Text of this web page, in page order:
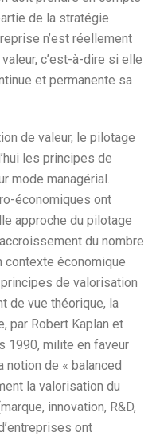
de la stratégie
n’est réellement
c’est-à-dire si elle
et permanente sa
de valeur, le pilotage
les principes de
mode managérial.
économiques ont
approche du pilotage
du nombre
économique
de valorisation
de vue théorique, la
par Robert Kaplan et
1990, milite en faveur
notion de « balanced
la valorisation du
innovation, R&D,
ont